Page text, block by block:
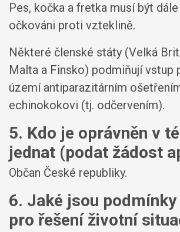
Pes, kočka a fretka musí být
očkováni proti vzteklině.
Některé členské státy (Velká
Malta a Finsko) podmiňují vstup
území antiparazitárním
echinokokovi (tj. odčervením).
5. Kdo je oprávněn v
jednat (podat žádost
Občan České republiky.
6. Jaké jsou
pro řešení životní